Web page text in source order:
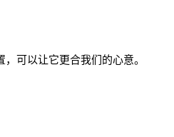
可以让它更合我们的心意。